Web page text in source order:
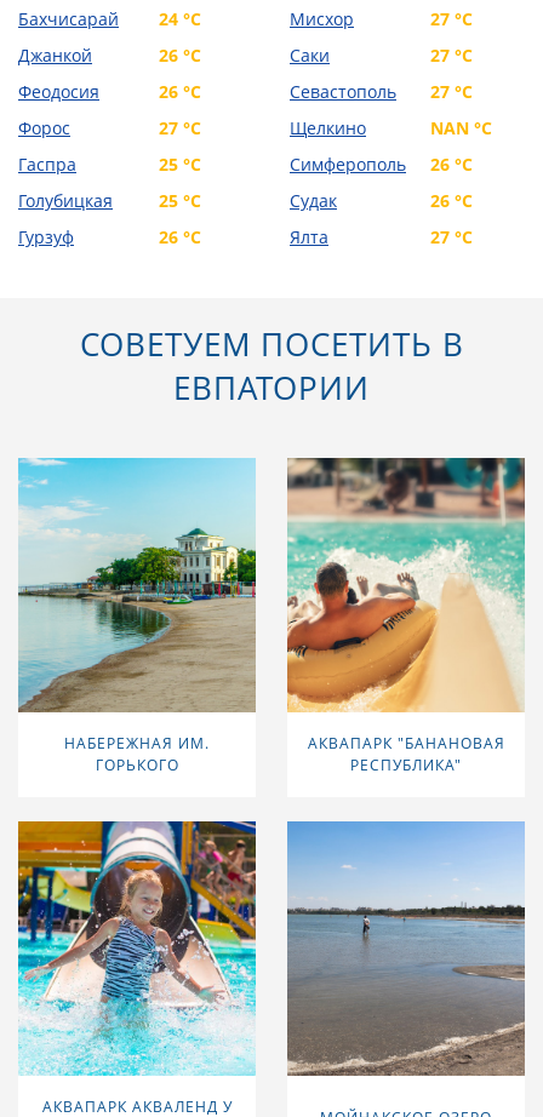
Бахчисарай
24 °C
Джанкой
26 °C
Феодосия
26 °C
Форос
27 °C
Гаспра
25 °C
Голубицкая
25 °C
Гурзуф
26 °C
Мисхор
27 °C
Саки
27 °C
Севастополь
27 °C
Щелкино
NAN °C
Симферополь
26 °C
Судак
26 °C
Ялта
27 °C
СОВЕТУЕМ ПОСЕТИТЬ В
ЕВПАТОРИИ
НАБЕРЕЖНАЯ ИМ.
ГОРЬКОГО
АКВАПАРК "БАНАНОВАЯ
РЕСПУБЛИКА"
АКВАПАРК АКВАЛЕНД У